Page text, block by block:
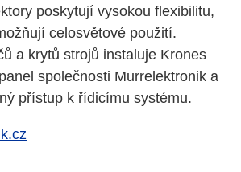
poskytují vysokou flexibilitu,
celosvětové použití.
a krytů strojů instaluje Krones
společnosti Murrelektronik a
přístup k řídicímu systému.